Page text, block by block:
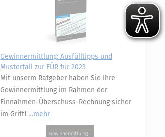
Gewinnermittlung: Ausfülltipps und
Musterfall zur EÜR für 2023
Mit unserm Ratgeber haben Sie Ihre
Gewinnermittlung im Rahmen der
Einnahmen-Überschuss-Rechnung sicher
im Griff!
mehr